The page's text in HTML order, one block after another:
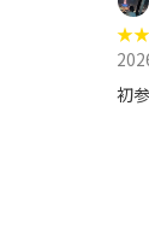
★★
初